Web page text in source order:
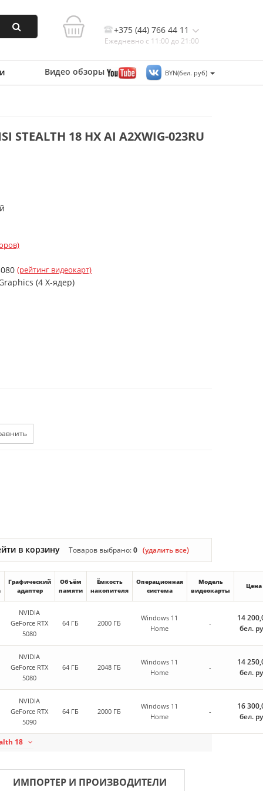
+375 (44) 766 44 11
Ежедневно с 11:00 до 21:00
Видео обзоры BYN(бел. руб)
18 HX AI A2XWIG-023RU
(рейтинг видеокарт)
(4 X-ядер)
в корзину Товаров выбрано:0 (удалить все)
Графический
адаптер
Объём
памяти
Ёмкость
накопителя
Операционная
система
Модель
видеокарты
Цена
NVIDIA
GeForce RTX
5080
64 ГБ 2000 ГБ
Windows 11
Home
-
14
бел.
NVIDIA
GeForce RTX
5080
64 ГБ 2048 ГБ
Windows 11
Home
-
14
бел.
NVIDIA
GeForce RTX
5090
64 ГБ 2000 ГБ
Windows 11
Home
-
16
бел.
18
ИМПОРТЕР И ПРОИЗВОДИТЕЛИ